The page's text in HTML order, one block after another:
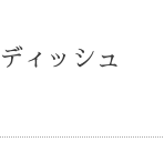
ィッシュ